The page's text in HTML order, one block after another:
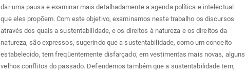
dar uma pausa e examinar mais detalhadamente a agenda política e intelectual
que eles propõem. Com este objetivo, examinamos neste trabalho os discursos
através dos quais a sustentabilidade, e os direitos à natureza e os direitos da
natureza, são expressos, sugerindo que a sustentabilidade, como um conceito
estabelecido, tem freqüentemente disfarçado, em vestimentas mais novas, alguns
velhos conflitos do passado. Defendemos também que a sustentabilidade tem,